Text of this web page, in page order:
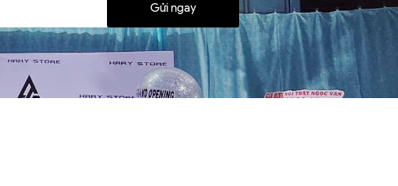
Gửi ngay